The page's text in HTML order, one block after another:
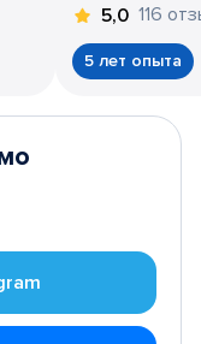
5,0 116
5 лет опыта